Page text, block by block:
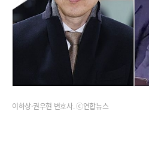
이하상·권우현 변호사. ⓒ연합뉴스